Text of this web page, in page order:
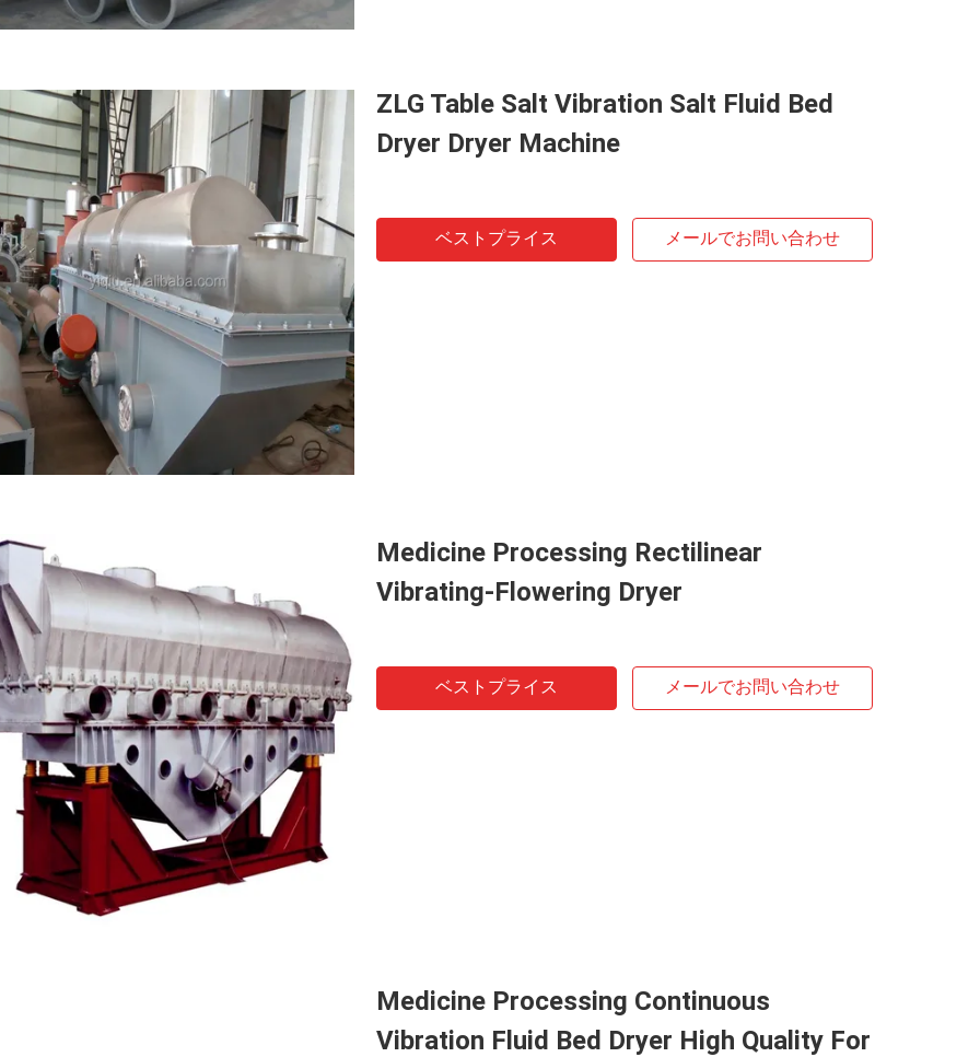
ZLG Table Salt Vibration Salt Fluid Bed
Dryer Dryer Machine
ベストプライス メールでお問い合わせ
Medicine Processing Rectilinear
Vibrating-Flowering Dryer
ベストプライス メールでお問い合わせ
Medicine Processing Continuous
Vibration Fluid Bed Dryer High Quality For